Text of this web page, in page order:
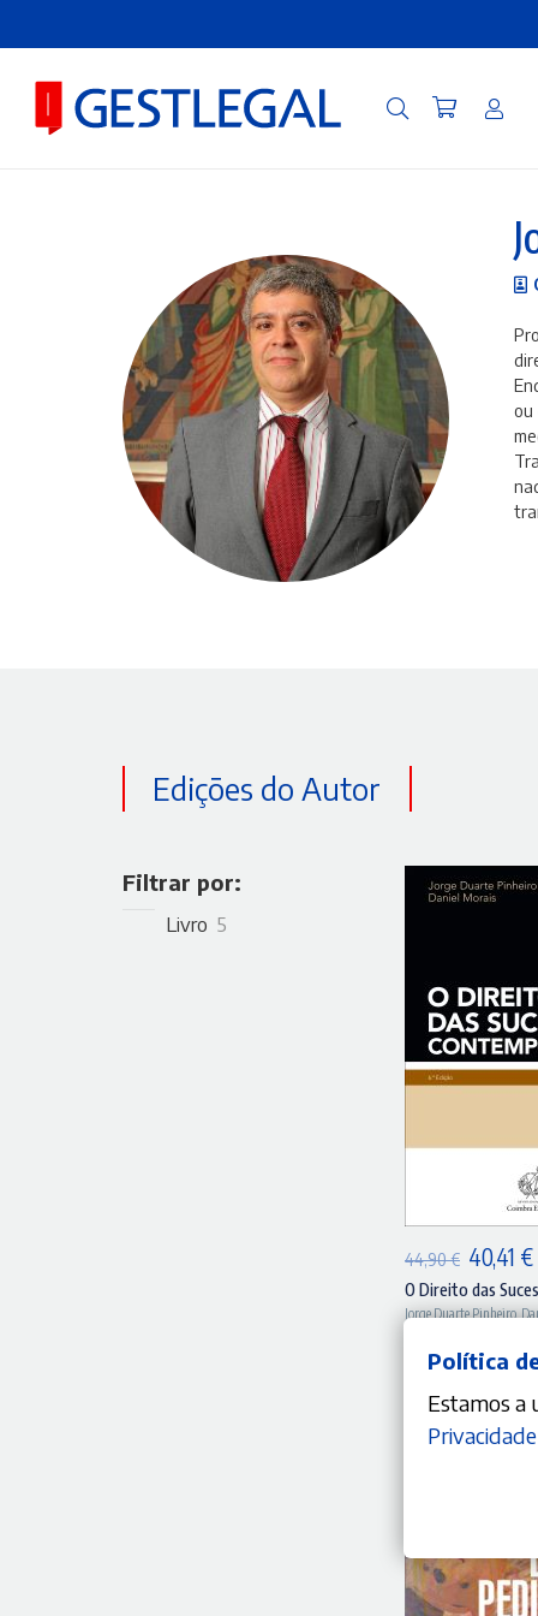
ou
Edições do Autor
Filtrar por:
Livro 5
44,90€ O
preço
original
era:
40,41 €O
é:
O Direito das
Jorge Duarte Pinheiro,
Política
Estamos a
Privacidade